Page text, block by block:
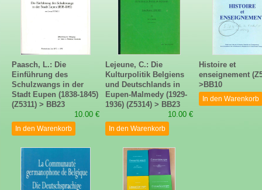
Paasch, L.: Die
Einführung des
Schulzwangs in der
Stadt Eupen (1838-1845)
(Z5311) > BB23
10.00 €
In den Warenkorb
Lejeune, C.: Die
Kulturpolitik Belgiens
und Deutschlands in
Eupen-Malmedy (1929-
1936) (Z5314) > BB23
10.00 €
In den Warenkorb
Histoire et
enseignement
>BB10
In den Warenkorb